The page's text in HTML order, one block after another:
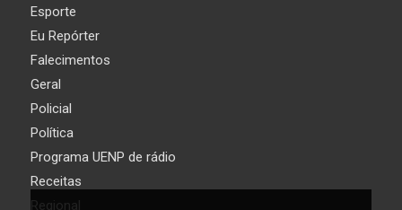
Esporte
Eu Repórter
Falecimentos
Geral
Policial
Política
Programa UENP de rádio
Receitas
Regional